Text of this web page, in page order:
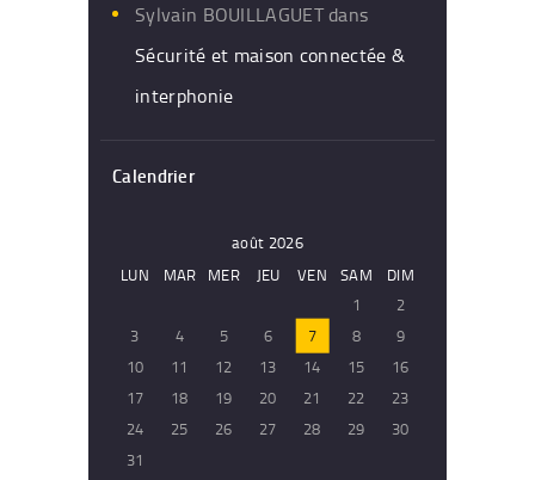
Sylvain BOUILLAGUETdans
Sécurité et maison connectée &
interphonie
Calendrier
août 2026
LUN
MAR MER JEU VEN SAM
DIM
1
2
3
4 5 6 7 8
9
10
11 12 13 14 15
16
17
18 19 20 21 22
23
24
25 26 27 28 29
30
31